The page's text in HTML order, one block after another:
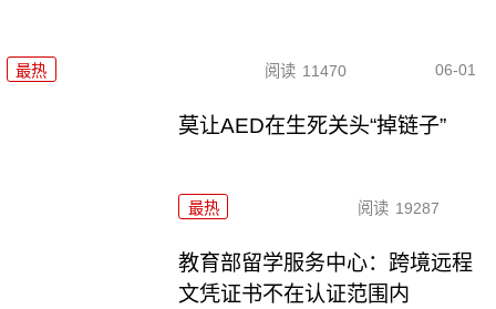
最热 阅读 11470 06-01
莫让AED在生死关头“掉链子”
最热 阅读 19287
教育部留学服务中心：跨境远程
文凭证书不在认证范围内